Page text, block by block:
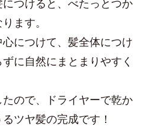
つけると、べたっとつか
ます。
につけて、髪全体につけ
に自然にまとまりやすく
ので、ドライヤーで乾か
ツヤ髪の完成です！